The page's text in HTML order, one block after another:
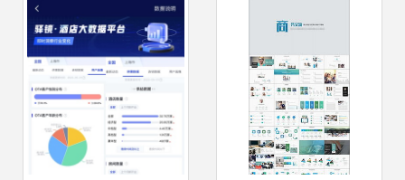
领域的卓越突破